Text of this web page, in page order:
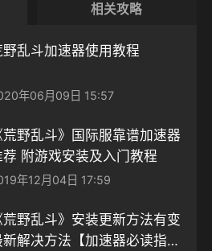
相关攻略
野乱斗加速器使用教程
年06月09日 15:57
荒野乱斗》国际服靠谱加速器
荐 附游戏安装及入门教程
年12月04日 17:59
荒野乱斗》安装更新方法有变
新解决方法【加速器必读指